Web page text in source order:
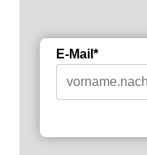
E-Mail*